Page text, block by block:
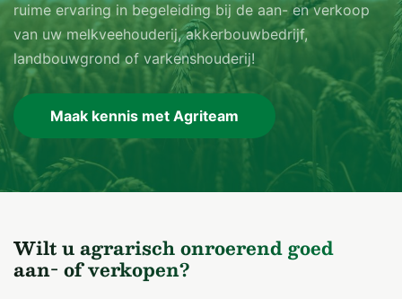
ruime ervaring in begeleiding bij de aan- en verkoop
van uw melkveehouderij, akkerbouwbedrijf,
landbouwgrond of varkenshouderij!
Maak kennis met Agriteam
Wilt u agrarisch onroerend goed
aan- of verkopen?